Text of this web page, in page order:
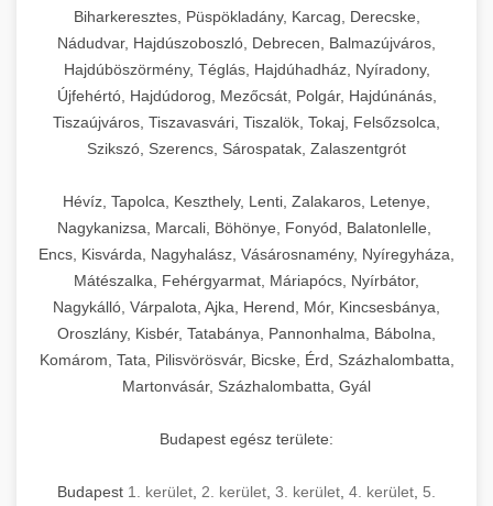
Biharkeresztes, Püspökladány, Karcag, Derecske,
Nádudvar, Hajdúszoboszló, Debrecen, Balmazújváros,
Hajdúböszörmény, Téglás, Hajdúhadház, Nyíradony,
Újfehértó, Hajdúdorog, Mezőcsát, Polgár, Hajdúnánás,
Tiszaújváros, Tiszavasvári, Tiszalök, Tokaj, Felsőzsolca,
Szikszó, Szerencs, Sárospatak, Zalaszentgrót
Hévíz, Tapolca, Keszthely, Lenti, Zalakaros, Letenye,
Nagykanizsa, Marcali, Böhönye, Fonyód, Balatonlelle,
Encs, Kisvárda, Nagyhalász, Vásárosnamény, Nyíregyháza,
Mátészalka, Fehérgyarmat, Máriapócs, Nyírbátor,
Nagykálló, Várpalota, Ajka, Herend, Mór, Kincsesbánya,
Oroszlány, Kisbér, Tatabánya, Pannonhalma, Bábolna,
Komárom, Tata, Pilisvörösvár, Bicske, Érd, Százhalombatta,
Martonvásár, Százhalombatta, Gyál
Budapest egész területe:
Budapest 1. kerület 2. kerület 3. kerület 4. kerület 5.